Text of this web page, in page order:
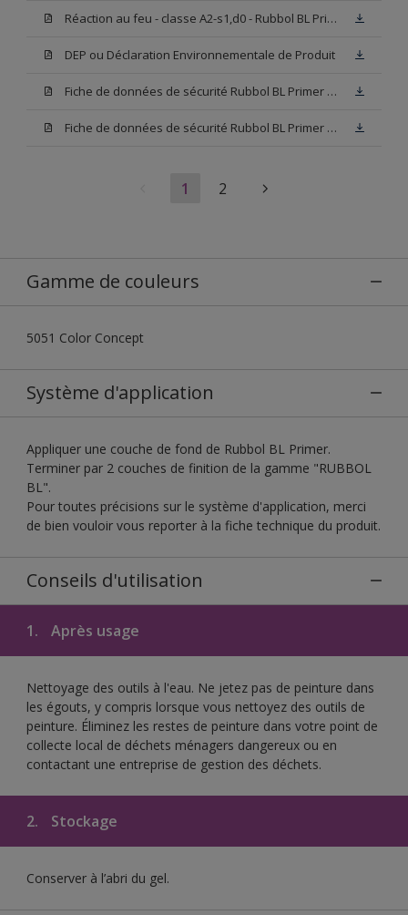
Réaction au feu - classe A2-s1,d0 - Rubbol BL Primer
DEP ou Déclaration Environnementale de Produit
Fiche de données de sécurité Rubbol BL Primer W05 (SDS)
Fiche de données de sécurité Rubbol BL Primer N00 (SDS)
1 2
Gamme de couleurs
5051 Color Concept
Système d'application
Appliquer une couche de fond de Rubbol BL Primer.
Terminer par 2 couches de finition de la gamme "RUBBOL
BL".
Pour toutes précisions sur le système d'application, merci
de bien vouloir vous reporter à la fiche technique du produit.
Conseils d'utilisation
1. Après usage
Nettoyage des outils à l'eau. Ne jetez pas de peinture dans
les égouts, y compris lorsque vous nettoyez des outils de
peinture. Éliminez les restes de peinture dans votre point de
collecte local de déchets ménagers dangereux ou en
contactant une entreprise de gestion des déchets.
2. Stockage
Conserver à l’abri du gel.